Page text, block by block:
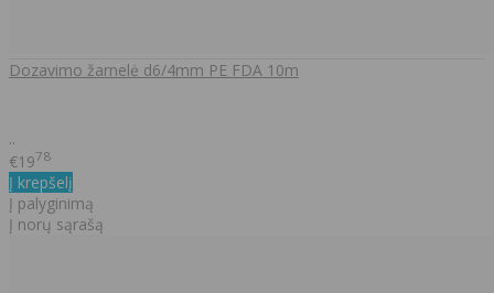
Dozavimo žarnelė d6/4mm PE FDA 10m
..
€1978
Į krepšelį
Į palyginimą
Į norų sąrašą